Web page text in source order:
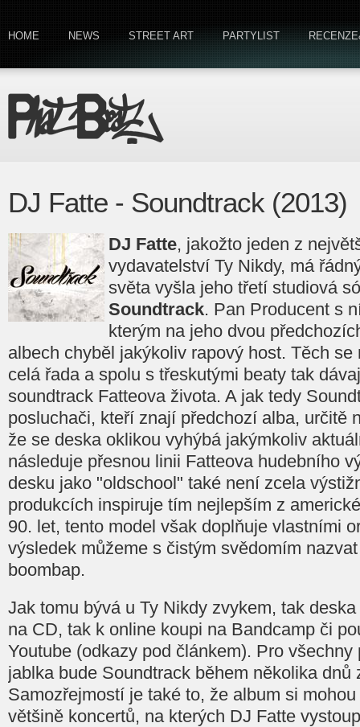
HOME NEWS STREET ART PARTYLIST
DJ Fatte - Soundtrack (2013)
DJ Fatte, jakožto jeden z
vydavatelství Ty Nikdy, má
světa vyšla jeho třetí studiová
Soundtrack. Pan Producent s
kterým na jeho dvou
albech chyběl jakýkoliv rapový host. Těch
celá řada a spolu s třeskutými beaty tak
soundtrack Fatteova života. A jak tedy
posluchači, kteří znají předchozí alba, určitě
že se deska oklikou vyhýbá jakýmkoliv
následuje přesnou linii Fatteova hudebního
desku jako "oldschool" také není zcela
produkcích inspiruje tím nejlepším z
90. let, tento model však doplňuje vlastními
výsledek můžeme s čistým svědomím
boombap.
Jak tomu bývá u Ty Nikdy zvykem, tak
na CD, tak k online koupi na Bandcamp či
Youtube (odkazy pod článkem). Pro
jablka bude Soundtrack během několika dnů
Samozřejmostí je také to, že album si
většině koncertů, na kterých DJ Fatte